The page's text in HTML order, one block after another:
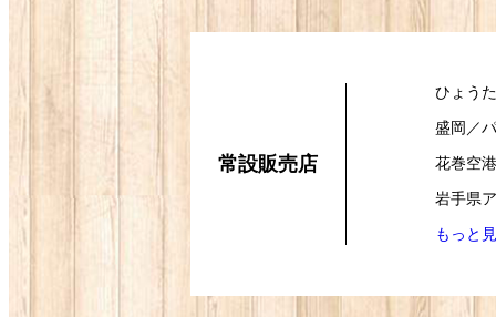
常設販売店
ひょう
盛岡／
花巻空
岩手県
もっと